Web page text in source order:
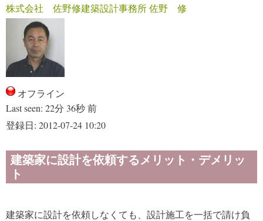
株式会社 佐野修建築設計事務所 佐野 修
オフライン
Last seen: 22分 36秒 前
登録日: 2012-07-24 10:20
建築家に設計を依頼するメリット・デメリッ
ト
建築家に設計を依頼しなくても、設計施工を一括で請け負